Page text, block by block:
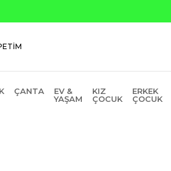
ÇANTA
EV &
YAŞAM
KIZ
ÇOCUK
ERKEK
ÇOCUK